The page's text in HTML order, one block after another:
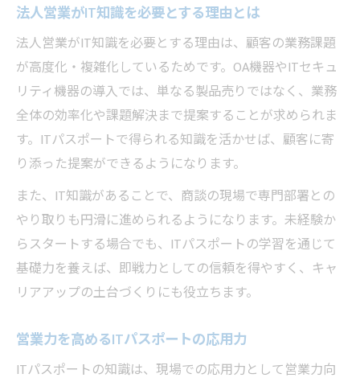
法人営業がIT知識を必要とする理由とは
法人営業がIT知識を必要とする理由は、顧客の業務課題
が高度化・複雑化しているためです。OA機器やITセキュ
リティ機器の導入では、単なる製品売りではなく、業務
全体の効率化や課題解決まで提案することが求められま
す。ITパスポートで得られる知識を活かせば、顧客に寄
り添った提案ができるようになります。
また、IT知識があることで、商談の現場で専門部署との
やり取りも円滑に進められるようになります。未経験か
らスタートする場合でも、ITパスポートの学習を通じて
基礎力を養えば、即戦力としての信頼を得やすく、キャ
リアアップの土台づくりにも役立ちます。
営業力を高めるITパスポートの応用力
ITパスポートの知識は、現場での応用力として営業力向